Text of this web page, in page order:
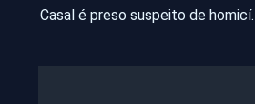
Casal é preso